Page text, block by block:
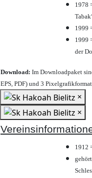
1978
1999
1999
der
Download: Im Downloadpaket
EPS, PDF) und 3
×
×
1912